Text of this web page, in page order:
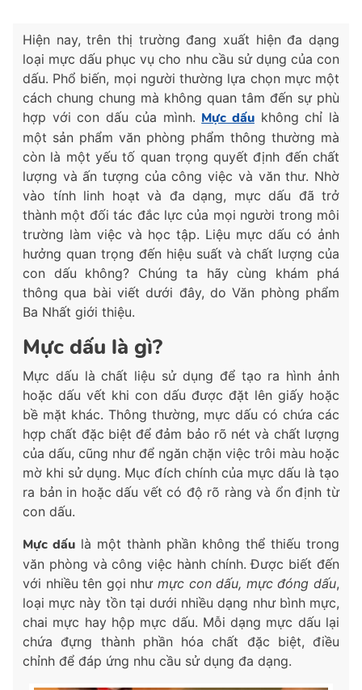
Hiện nay, trên thị trường đang xuất hiện đa dạng
loại mực dấu phục vụ cho nhu cầu sử dụng của con
dấu. Phổ biến, mọi người thường lựa chọn mực một
cách chung chung mà không quan tâm đến sự phù
hợp với con dấu của mình. Mực dấukhông chỉ là
một sản phẩm văn phòng phẩm thông thường mà
còn là một yếu tố quan trọng quyết định đến chất
lượng và ấn tượng của công việc và văn thư. Nhờ
vào tính linh hoạt và đa dạng, mực dấu đã trở
thành một đối tác đắc lực của mọi người trong môi
trường làm việc và học tập. Liệu mực dấu có ảnh
hưởng quan trọng đến hiệu suất và chất lượng của
con dấu không? Chúng ta hãy cùng khám phá
thông qua bài viết dưới đây, do Văn phòng phẩm
Ba Nhất giới thiệu.
Mực dấu là gì?
Mực dấu là chất liệu sử dụng để tạo ra hình ảnh
hoặc dấu vết khi con dấu được đặt lên giấy hoặc
bề mặt khác. Thông thường, mực dấu có chứa các
hợp chất đặc biệt để đảm bảo rõ nét và chất lượng
của dấu, cũng như để ngăn chặn việc trôi màu hoặc
mờ khi sử dụng. Mục đích chính của mực dấu là tạo
ra bản in hoặc dấu vết có độ rõ ràng và ổn định từ
con dấu.
Mực dấu là một thành phần không thể thiếu trong
văn phòng và công việc hành chính. Được biết đến
với nhiều tên gọi như mực con dấu, mực đóng dấu,
loại mực này tồn tại dưới nhiều dạng như bình mực,
chai mực hay hộp mực dấu. Mỗi dạng mực dấu lại
chứa đựng thành phần hóa chất đặc biệt, điều
chỉnh để đáp ứng nhu cầu sử dụng đa dạng.